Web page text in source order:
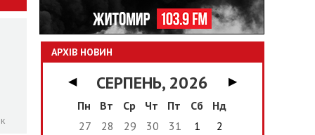
АРХІВ НОВИН
◀ СЕРПЕНЬ, 2026
▶
Пн
Вт Ср Чт Пт Сб
Нд
27
28 29 30 31 1
2